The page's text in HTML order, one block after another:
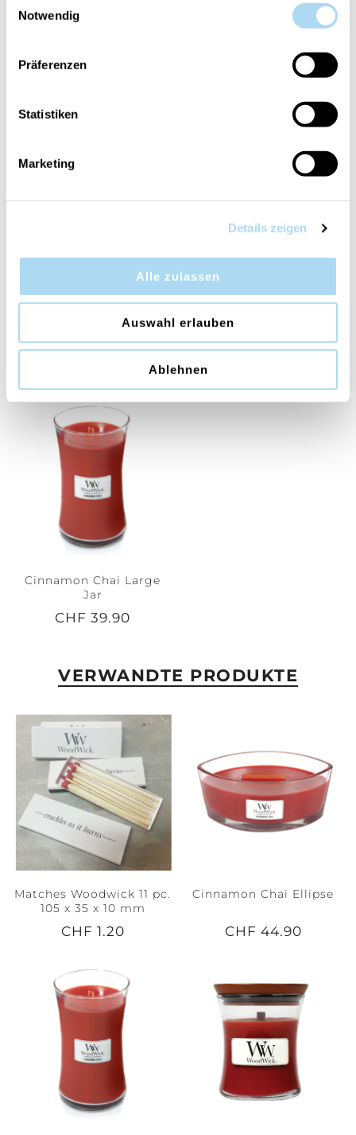
Notwendig
Präferenzen
Statistiken
Marketing
Details zeigen
Alle zulassen
Auswahl erlauben
Ablehnen
CHF 44.90 CHF 14.90
Crimson Berries
Medium Jar
Wild Berry & Beets Mini
Jar
Cinnamon Chai Large
Jar
CHF 39.90
VERWANDTE PRODUKTE
Matches Woodwick 11 pc.
105 x 35 x 10 mm
CHF 1.20
Cinnamon Chai Ellipse
CHF 44.90